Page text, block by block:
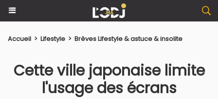
Accueil > Lifestyle > Brèves Lifestyle & astuce & insolite
Cette ville japonaise limite
l'usage des écrans